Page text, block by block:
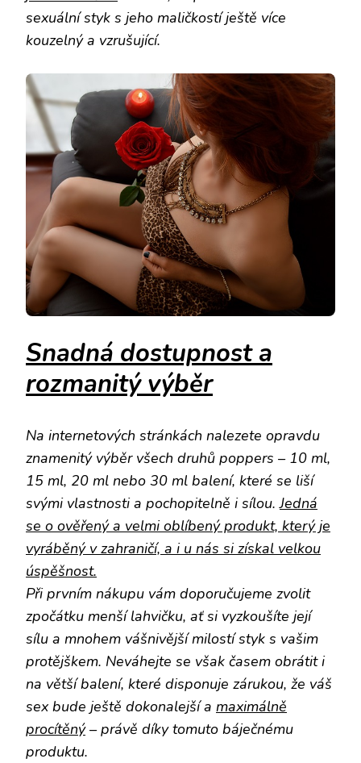
sexuální styk s jeho maličkostí ještě více
kouzelný a vzrušující.
Snadná dostupnost a
rozmanitý výběr
Na internetových stránkách nalezete opravdu
znamenitý výběr všech druhů poppers – 10 ml,
15 ml, 20 ml nebo 30 ml balení, které se liší
svými vlastnosti a pochopitelně i sílou.Jedná
se o ověřený a velmi oblíbený produkt, který je
vyráběný v zahraničí, a i u nás si získal velkou
úspěšnost.
Při prvním nákupu vám doporučujeme zvolit
zpočátku menší lahvičku, ať si vyzkoušíte její
sílu a mnohem vášnivější milostí styk s vašim
protějškem. Neváhejte se však časem obrátit i
na větší balení, které disponuje zárukou, že váš
sex bude ještě dokonalejší a maximálně
procítěný– právě díky tomuto báječnému
produktu.